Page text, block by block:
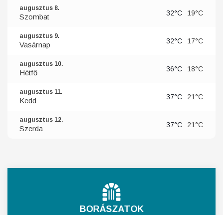
augusztus 8.
Szombat 32°C 19°C
augusztus 9.
Vasárnap 32°C 17°C
augusztus 10.
Hétfő 36°C 18°C
augusztus 11.
Kedd 37°C 21°C
augusztus 12.
Szerda 37°C 21°C
BORÁSZATOK